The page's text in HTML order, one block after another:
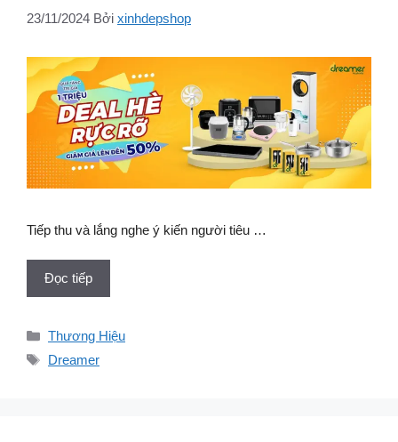
23/11/2024 Bởi xinhdepshop
Tiếp thu và lắng nghe ý kiến người tiêu …
Đọc tiếp
Danh
mục
Thương Hiệu
Thẻ
Dreamer